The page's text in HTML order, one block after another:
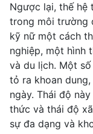
Ngược lại, thế hệ
trong môi trường
kỹ nữ một cách
nghiệp, một hình
và du lịch. Một
tỏ ra khoan
ngày. Thái độ
thức và thái độ
sự đa dạng và